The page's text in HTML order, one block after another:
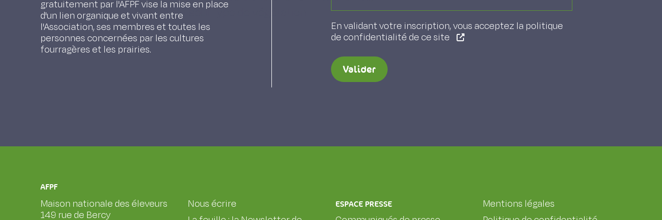
construite à l'origine pour un seul type de végétation.
gratuitement par l'AFPF vise la mise en place
d'un lien organique et vivant entre
l'Association, ses membres et toutes les
personnes concernées par les cultures
fourragères et les prairies.
En validant votre inscription, vous acceptez la politique
de confidentialité de ce site
Valider
AFPF
Maison nationale des éleveurs
149 rue de Bercy
Nous écrire
ESPACE PRESSE
Mentions légales